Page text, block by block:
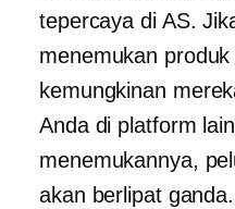
tepercaya di AS.
menemukan
kemungkinan
Anda di platform
menemukannya,
akan berlipat